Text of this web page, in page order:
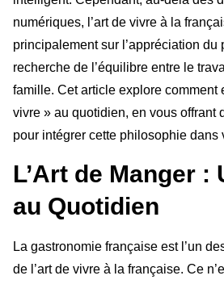
numériques, l’art de vivre à la
principalement sur l’appréciation du
recherche de l’équilibre entre le
famille. Cet article explore comment
vivre » au quotidien, en vous offrant
pour intégrer cette philosophie dans
L’Art de Manger :
au Quotidien
La gastronomie française est l’un
de l’art de vivre à la française. Ce